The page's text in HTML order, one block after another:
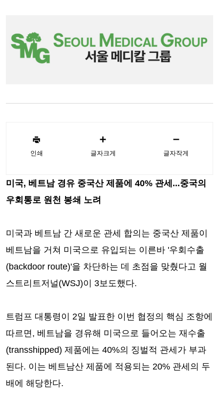
인쇄 글자크게 글자작게
미국, 베트남 경유 중국산 제품에 40% 관세...중국의
우회통로 원천 봉쇄 노려
미국과 베트남 간 새로운 관세 합의는 중국산 제품이
베트남을 거쳐 미국으로 유입되는 이른바 '우회수출
(backdoor route)'을 차단하는 데 초점을 맞췄다고 월
스트리트저널(WSJ)이 3보도했다.
트럼프 대통령이 2일 발표한 이번 협정의 핵심 조항에
따르면, 베트남을 경유해 미국으로 들어오는 재수출
(transshipped) 제품에는 40%의 징벌적 관세가 부과
된다. 이는 베트남산 제품에 적용되는 20% 관세의 두
배에 해당한다.